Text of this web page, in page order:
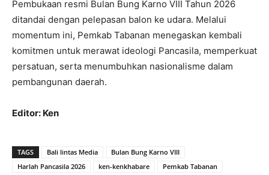
Pembukaan resmi Bulan Bung Karno VIII Tahun 2026
ditandai dengan pelepasan balon ke udara. Melalui
momentum ini, Pemkab Tabanan menegaskan kembali
komitmen untuk merawat ideologi Pancasila, memperkuat
persatuan, serta menumbuhkan nasionalisme dalam
pembangunan daerah.
Editor: Ken
TAGS Bali lintas Media
Bulan Bung Karno VIII
Harlah Pancasila 2026
ken-kenkhabare Pemkab Tabanan